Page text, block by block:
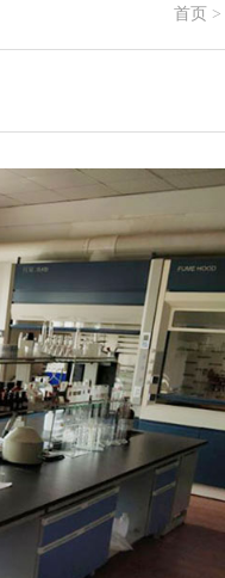
首页 >